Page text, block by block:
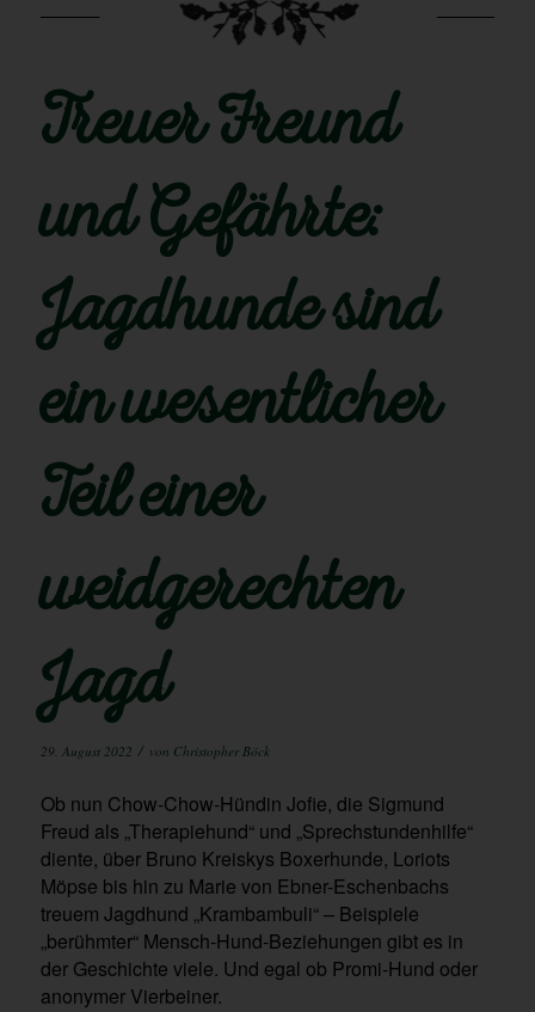
Treuer Freund
und Gefährte:
Jagdhunde sind
ein wesentlicher
Teil einer
weidgerechten
Jagd
29. August 2022 / von Christopher Böck
Ob nun Chow-Chow-Hündin Jofie, die Sigmund
Freud als „Therapiehund“ und „Sprechstundenhilfe“
diente, über Bruno Kreiskys Boxerhunde, Loriots
Möpse bis hin zu Marie von Ebner-Eschenbachs
treuem Jagdhund „Krambambuli“ – Beispiele
„berühmter“ Mensch-Hund-Beziehungen gibt es in
der Geschichte viele. Und egal ob Promi-Hund oder
anonymer Vierbeiner.